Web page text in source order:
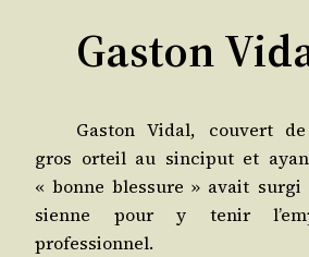
Gaston
Gas­ton Vidal, cou­vert
gros orteil au sin­ci­put et
« bonne bles­sure » avait
sienne pour y tenir
professionnel.